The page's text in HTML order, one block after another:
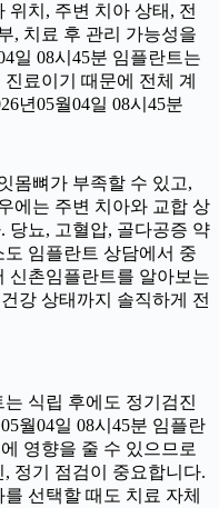
위치, 주변 치아 상태, 전
, 치료 후 관리 가능성을
일 08시45분 임플란트는
료이기 때문에 전체 계
년05월04일 08시45분
몸뼈가 부족할 수 있고,
에는 주변 치아와 교합 상
당뇨, 고혈압, 골다공증 약
임플란트 상담에서 중
신촌임플란트를 알아보는
강 상태까지 솔직하게 전
는 식립 후에도 정기검진
월04일 08시45분 임플란
영향을 줄 수 있으므로
정기 점검이 중요합니다.
선택할 때도 치료 자체